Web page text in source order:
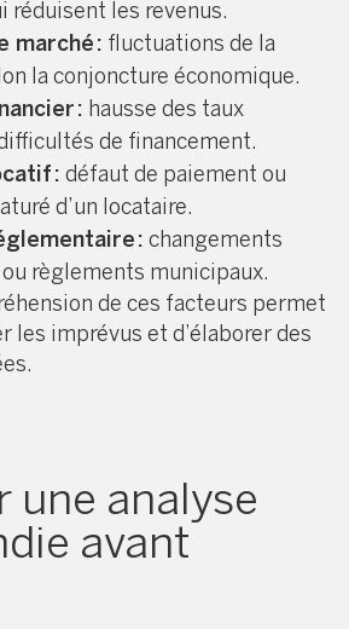
réduisent les revenus.
marché : fluctuations de la
la conjoncture économique.
: hausse des taux
de financement.
: défaut de paiement ou
d’un locataire.
: changements
règlements municipaux.
de ces facteurs permet
les imprévus et d’élaborer des
une analyse
avant